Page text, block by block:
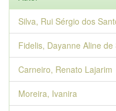
Silva, Rui Sérgio dos
Fidelis, Dayanne Aline de
Carneiro, Renato Lajarim
Moreira, Ivanira